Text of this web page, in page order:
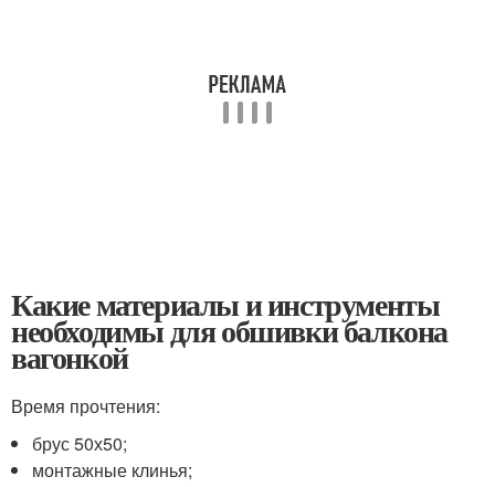
Какие материалы и инструменты
необходимы для обшивки балкона
вагонкой
Время прочтения:
брус 50х50;
монтажные клинья;